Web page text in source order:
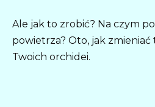
Ale jak to zrobić? Na czym
powietrza? Oto, jak
Twoich orchidei.